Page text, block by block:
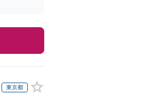
東京都